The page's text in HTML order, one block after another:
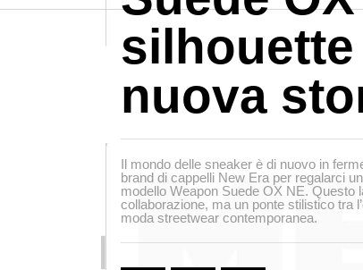
nuova
Il mondo delle sneaker è di nuovo in
brand di cappelli New Era per regalarci
modello Weapon Suede OX NE. Questo
collaborazione, ma un ponte stilistico tra
moda streetwear contemporanea.